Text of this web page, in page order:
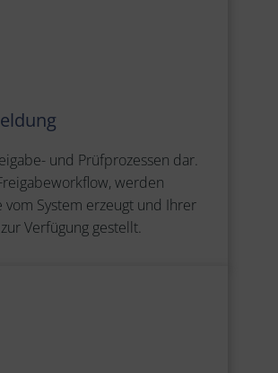
und Prüfprozessen dar.
werden
System erzeugt und Ihrer
Verfügung gestellt.